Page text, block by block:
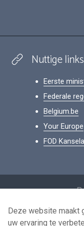
Nuttige links
Eerste
Federale
Belgium.be
Your Europe
FOD
Deze website maakt
uw ervaring te